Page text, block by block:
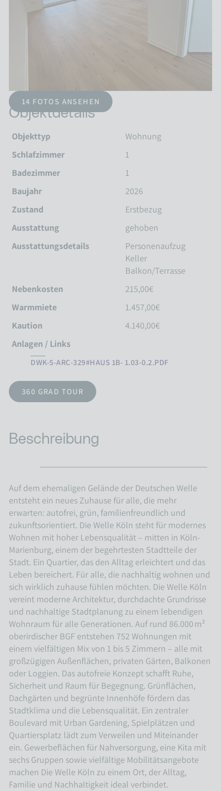
14 FOTOS ANSEHEN
Objektdetails
Objekttyp
Wohnung
Schlafzimmer
1
Badezimmer
1
Baujahr
2026
Zustand
Erstbezug
Ausstattung
gehoben
Ausstattungsdetails
Personenaufzug
Keller
Balkon/Terrasse
Nebenkosten
215,00€
Warmmiete
1.457,00€
Kaution
4.140,00€
Anlagen / Links
DWK-5-ARC-329#HAUS 1B- 1.03-0.2.PDF
360 GRAD TOUR
Beschreibung
Auf dem ehemaligen Gelände der Deutschen Welle
entsteht ein neues Zuhause für alle, die mehr
erwarten: autofrei, grün, familienfreundlich und
zukunftsorientiert. Die Welle Köln steht für modernes
Wohnen mit hoher Lebensqualität – mitten in Köln-
Marienburg, einem der begehrtesten Stadtteile der
Stadt. Ein Quartier, das den Alltag erleichtert und das
Leben bereichert. Für alle, die nachhaltig wohnen und
sich wirklich zuhause fühlen möchten. Die Welle Köln
vereint moderne Architektur, durchdachte Grundrisse
und nachhaltige Stadtplanung zu einem lebendigen
Wohnraum für alle Generationen. Auf rund 86.000 m²
oberirdischer BGF entstehen 752 Wohnungen mit
einem vielfältigen Mix von 1 bis 5 Zimmern – alle mit
großzügigen Außenflächen, privaten Gärten, Balkonen
oder Loggien. Das autofreie Konzept schafft Ruhe,
Sicherheit und Raum für Begegnung. Grünflächen,
Dachgärten und begrünte Innenhöfe fördern das
Stadtklima und die Lebensqualität. Ein zentraler
Boulevard mit Urban Gardening, Spielplätzen und
Quartiersplatz lädt zum Verweilen und Miteinander
ein. Gewerbeflächen für Nahversorgung, eine Kita mit
sechs Gruppen sowie vielfältige Mobilitätsangebote
machen Die Welle Köln zu einem Ort, der Alltag,
Familie und Nachhaltigkeit ideal verbindet.